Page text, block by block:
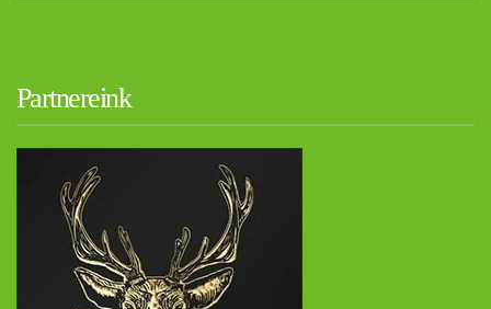
Partnereink